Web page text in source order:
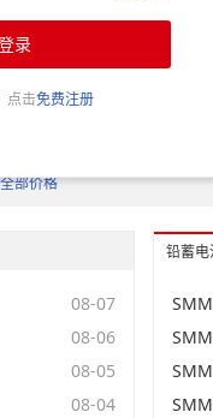
录
点击免费注册
部价格
08-07
08-06
08-05
08-04
铅蓄